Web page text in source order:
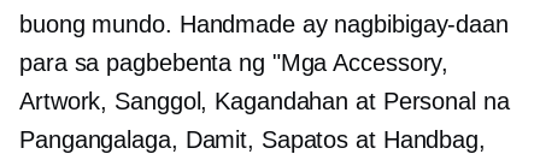
buong mundo. Handmade ay nagbibigay-daan
para sa pagbebenta ng "Mga Accessory,
Artwork, Sanggol, Kagandahan at Personal na
Pangangalaga, Damit, Sapatos at Handbag,